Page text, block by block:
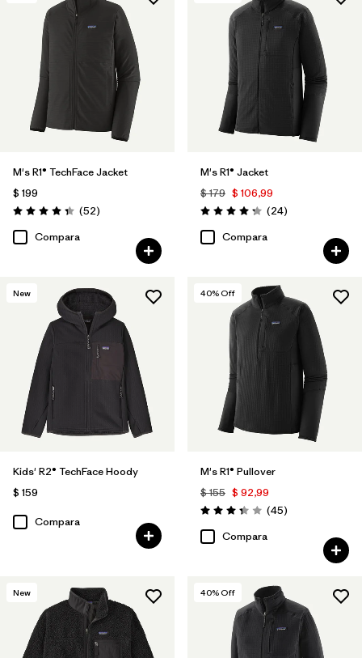
M's R1® TechFace Jacket
$ 199
Valoración: 4.3 / 5
(52Comentarios
)
Compara
M's R1® Jacket
$ 179 $ 106,99
Valoración: 4.3 / 5
(24Comentarios
)
Compara
New
Kids' R2® TechFace Hoody
$ 159
Compara
40% Off
M's R1® Pullover
$ 155 $ 92,99
Valoración: 3.4 / 5
(45Comentarios
)
Compara
New 40% Off